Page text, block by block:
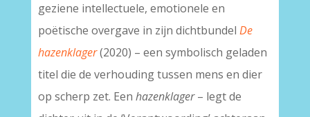
geziene intellectuele, emotionele en
poëtische overgave in zijn dichtbundel De
hazenklager(2020) – een symbolisch geladen
titel die de verhouding tussen mens en dier
op scherp zet. Een hazenklager– legt de